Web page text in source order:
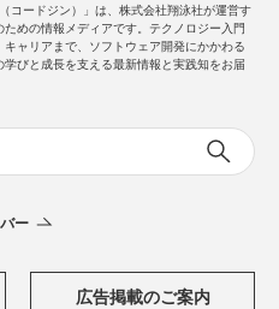
コードジン）」は、株式会社翔泳社が運営す
ための情報メディアです。テクノロジー入門
キャリアまで、ソフトウェア開発にかかわる
学びと成長を支える最新情報と実践知をお届
ー
広告掲載のご案内